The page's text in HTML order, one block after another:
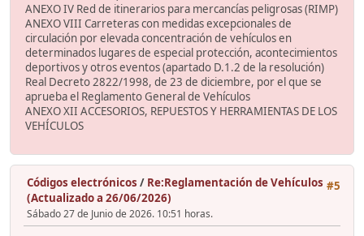
ANEXO IV Red de itinerarios para mercancías peligrosas (RIMP)
ANEXO VIII Carreteras con medidas excepcionales de
circulación por elevada concentración de vehículos en
determinados lugares de especial protección, acontecimientos
deportivos y otros eventos (apartado D.1.2 de la resolución)
Real Decreto 2822/1998, de 23 de diciembre, por el que se
aprueba el Reglamento General de Vehículos
ANEXO XII ACCESORIOS, REPUESTOS Y HERRAMIENTAS DE LOS
VEHÍCULOS
#5
Códigos electrónicos / Re:Reglamentación de Vehículos
(Actualizado a 26/06/2026)
Sábado 27 de Junio de 2026. 10:51 horas.